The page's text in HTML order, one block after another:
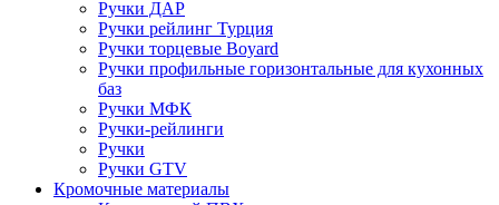
Ручки ДАР
Ручки рейлинг Турция
Ручки торцевые Boyard
Ручки профильные горизонтальные для кухонных
баз
Ручки МФК
Ручки-рейлинги
Ручки
Ручки GTV
Кромочные материалы